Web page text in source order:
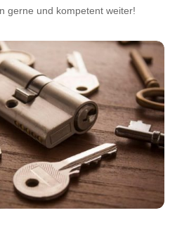
gerne und kompetent weiter!